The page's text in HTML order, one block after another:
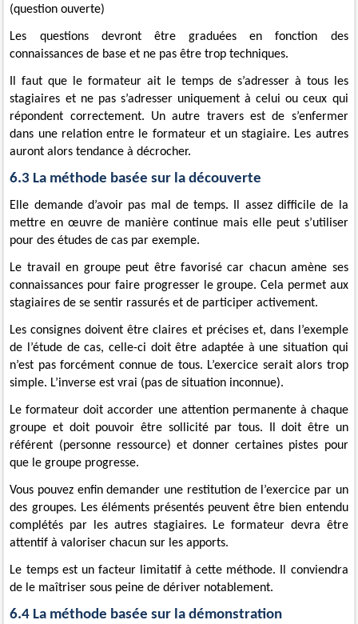
(question ouverte)
Les questions devront être graduées en fonction des
connaissances de base et ne pas être trop techniques.
Il faut que le formateur ait le temps de s’adresser à tous les
stagiaires et ne pas s’adresser uniquement à celui ou ceux qui
répondent correctement. Un autre travers est de s’enfermer
dans une relation entre le formateur et un stagiaire. Les autres
auront alors tendance à décrocher.
6.3 La méthode basée sur la découverte
Elle demande d’avoir pas mal de temps. Il assez difficile de la
mettre en œuvre de manière continue mais elle peut s’utiliser
pour des études de cas par exemple.
Le travail en groupe peut être favorisé car chacun amène ses
connaissances pour faire progresser le groupe. Cela permet aux
stagiaires de se sentir rassurés et de participer activement.
Les consignes doivent être claires et précises et, dans l’exemple
de l’étude de cas, celle-ci doit être adaptée à une situation qui
n’est pas forcément connue de tous. L’exercice serait alors trop
simple. L’inverse est vrai (pas de situation inconnue).
Le formateur doit accorder une attention permanente à chaque
groupe et doit pouvoir être sollicité par tous. Il doit être un
référent (personne ressource) et donner certaines pistes pour
que le groupe progresse.
Vous pouvez enfin demander une restitution de l’exercice par un
des groupes. Les éléments présentés peuvent être bien entendu
complétés par les autres stagiaires. Le formateur devra être
attentif à valoriser chacun sur les apports.
Le temps est un facteur limitatif à cette méthode. Il conviendra
de le maîtriser sous peine de dériver notablement.
6.4 La méthode basée sur la démonstration